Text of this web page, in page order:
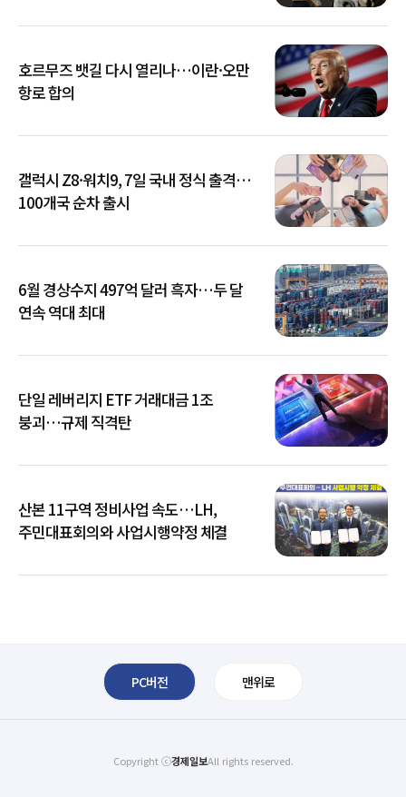
호르무즈 뱃길 다시 열리나…이란·오만
항로 합의
갤럭시 Z8·워치9, 7일 국내 정식 출격…
100개국 순차 출시
6월 경상수지 497억 달러 흑자…두 달
연속 역대 최대
단일 레버리지 ETF 거래대금 1조
붕괴…규제 직격탄
산본 11구역 정비사업 속도…LH,
주민대표회의와 사업시행약정 체결
PC버전 맨위로
Copyright ⓒ경제일보All rights reserved.